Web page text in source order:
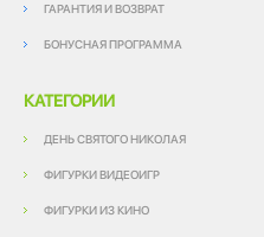
ГАРАНТИЯ И ВОЗВРАТ
БОНУСНАЯ ПРОГРАММА
КАТЕГОРИИ
ДЕНЬ СВЯТОГО НИКОЛАЯ
ФИГУРКИ ВИДЕОИГР
ФИГУРКИ ИЗ КИНО